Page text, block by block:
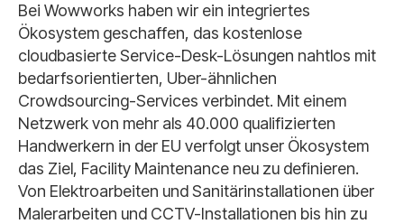
Bei Wowworks haben wir ein integriertes
Ökosystem geschaffen, das kostenlose
cloudbasierte Service-Desk-Lösungen nahtlos mit
bedarfsorientierten, Uber-ähnlichen
Crowdsourcing-Services verbindet. Mit einem
Netzwerk von mehr als 40.000 qualifizierten
Handwerkern in der EU verfolgt unser Ökosystem
das Ziel, Facility Maintenance neu zu definieren.
Von Elektroarbeiten und Sanitärinstallationen über
Malerarbeiten und CCTV-Installationen bis hin zu